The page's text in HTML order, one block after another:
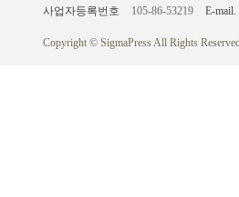
사업자등록번호
105-86-53219 E-mail.
Copyright © SigmaPress All Rights